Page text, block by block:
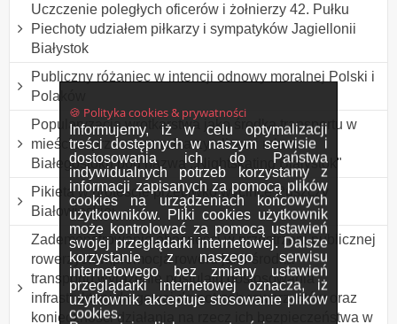
🍪 Polityka cookies & prywatności
Informujemy, iż w celu optymalizacji
treści dostępnych w naszym serwisie i
dostosowania ich do Państwa
indywidualnych potrzeb korzystamy z
informacji zapisanych za pomocą plików
cookies na urządzeniach końcowych
użytkowników. Pliki cookies użytkownik
może kontrolować za pomocą ustawień
swojej przeglądarki internetowej. Dalsze
korzystanie z naszego serwisu
internetowego bez zmiany ustawień
przeglądarki internetowej oznacza, iż
użytkownik akceptuje stosowanie plików
cookies.
Uczczenie poległych oficerów i żołnierzy 42. Pułku
Piechoty udziałem piłkarzy i sympatyków Jagiellonii
Białystok
Publiczny różaniec w intencji odnowy moralnej Polski i
Polaków
Popularyzacja wrotkarstwa jako środka transportu w
mieście - przemarsz rolkarzy ulicami miasta
Białegostoku pod nazwą ,,Nightskating Białystok"
Pikieta w proteście przeciwko wycince Puszczy
Białowieskiej.
Zademonstrowanie obecności w przestrzeni publicznej
rowerzystów,promocja roweru jako środka
transportu,wyrażenie postulatu dostosowania
infrastruktury drogowej do potrzeb rowerzystów oraz
konieczności działania na rzecz ich bezpieczeństwa w